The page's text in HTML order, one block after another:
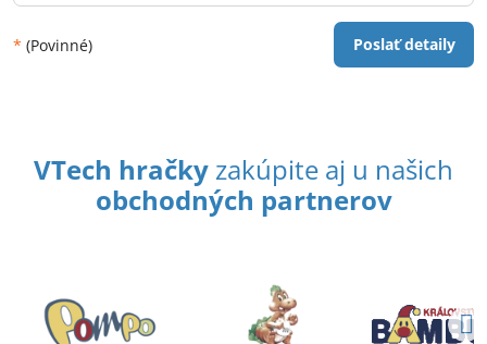
* (Povinné) Poslať detaily
VTech hračky zakúpite aj u našich
obchodných partnerov